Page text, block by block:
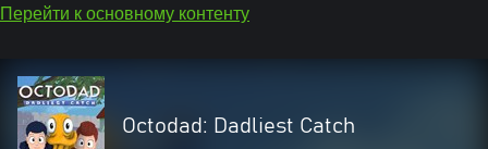
Перейти к основному контенту
Octodad: Dadliest Catch